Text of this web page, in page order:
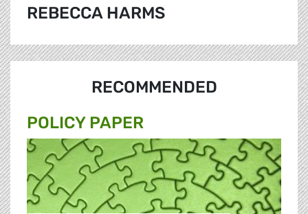
REBECCA HARMS
RECOMMENDED
POLICY PAPER